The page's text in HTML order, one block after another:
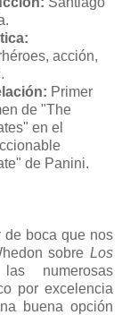
acción,
Primer
de "The
en el
de Panini.
de boca que nos
sobre Los
numerosas
por excelencia
buena opción